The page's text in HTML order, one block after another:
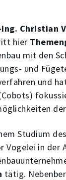
Ing. Christian
hier
mit den
und
und
Studium
Vogelei in der
tätig.